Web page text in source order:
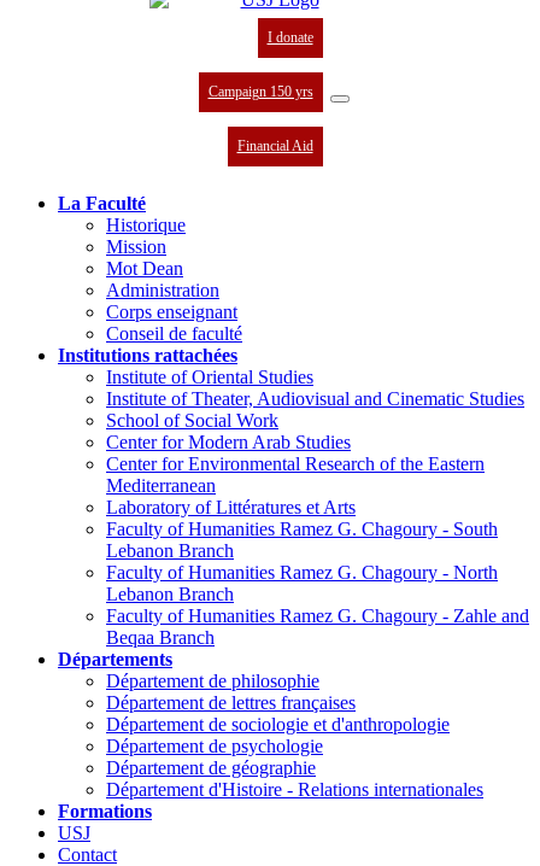
I donate
Campaign 150 yrs
Financial Aid
La Faculté
Historique
Mission
Mot Dean
Administration
Corps enseignant
Conseil de faculté
Institutions rattachées
Institute of Oriental Studies
Institute of Theater, Audiovisual and Cinematic Studies
School of Social Work
Center for Modern Arab Studies
Center for Environmental Research of the Eastern
Mediterranean
Laboratory of Littératures et Arts
Faculty of Humanities Ramez G. Chagoury - South
Lebanon Branch
Faculty of Humanities Ramez G. Chagoury - North
Lebanon Branch
Faculty of Humanities Ramez G. Chagoury - Zahle and
Beqaa Branch
Départements
Département de philosophie
Département de lettres françaises
Département de sociologie et d'anthropologie
Département de psychologie
Département de géographie
Département d'Histoire - Relations internationales
Formations
USJ
Contact